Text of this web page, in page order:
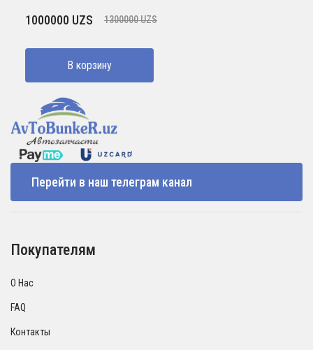
1300000UZS
Первоначальная
составляла
1300000 UZS.
1000000 UZS
Текущая
1000000 UZS.
В корзину
Перейти в наш телеграм канал
Покупателям
О Нас
FAQ
Контакты